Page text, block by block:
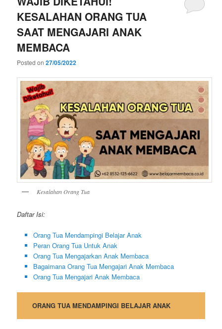
KESALAHAN ORANG TUA
SAAT MENGAJARI ANAK
MEMBACA
Posted on27/05/2022
Kesalahan Orang Tua
Daftar Isi:
Orang Tua Mendampingi Belajar Anak
Peran Orang Tua Untuk Anak
Orang Tua Mengajarkan Anak Membaca
Bagaimana Orang Tua Mengajari Anak Membaca
Orang Tua Mengajari Anak Membaca
ORANG TUA MENDAMPINGI BELAJAR ANAK